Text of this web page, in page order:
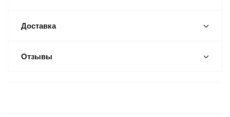
Доставка
Отзывы